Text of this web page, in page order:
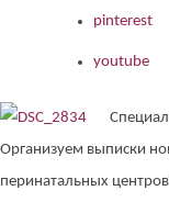
pinterest
youtube
Организуем выписки
перинатальных